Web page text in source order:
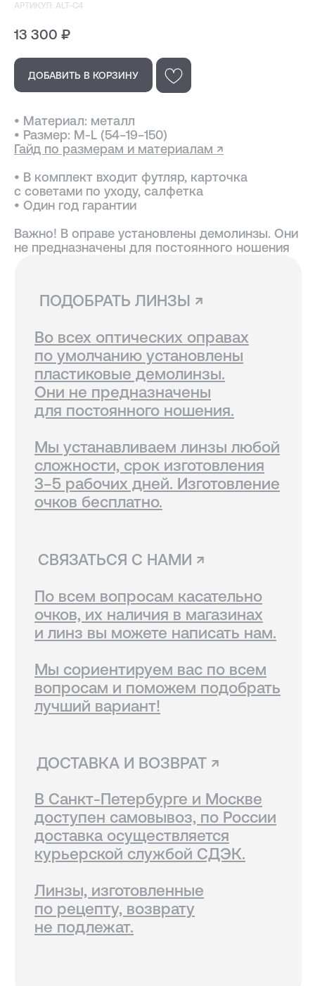
АРТИКУЛ: ALT-C4
13 300 ₽
ДОБАВИТЬ В КОРЗИНУ
• Материал: металл
• Размер: M-L (54−19−150)
Гайд по размерам и материалам ↗
• В комплект входит футляр, карточка
с советами по уходу, салфетка
• Один год гарантии
Важно! В оправе установлены демолинзы. Они
не предназначены для постоянного ношения
по умолчанию установлены
пластиковые демолинзы.
Они не предназначены
для постоянного ношения.
Мы устанавливаем линзы любой
сложности, срок изготовления
3−5 рабочих дней. Изготовление
очков, их наличия в магазинах
Мы сориентируем вас по всем
вопросам и поможем подобрать
лучший вариант!
доступен самовывоз, по России
доставка осуществляется
курьерской службой СДЭК.
Линзы, изготовленные
по рецепту, возврату
ДОСТАВКА И ВОЗВРАТ ↗
ПОДОБРАТЬ ЛИНЗЫ ↗
Вам также могут
понравиться